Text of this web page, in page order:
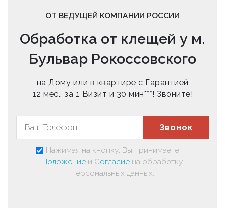
ОТ ВЕДУЩЕЙ КОМПАНИИ РОССИИ
Обработка от клещей у м.
Бульвар Рокоссовского
на Дому или в квартире с Гарантией
12 мес., за 1 Визит и 30 мин***! Звоните!
Звонок
Нажимая на кнопку, Вы принимаете
Положение и Согласие на обработку
персональных данных.